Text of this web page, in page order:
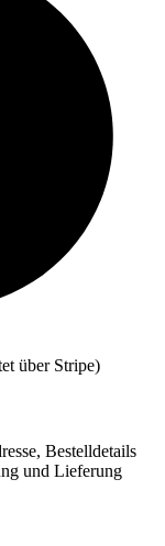
über Stripe)
Bestelldetails
und Lieferung